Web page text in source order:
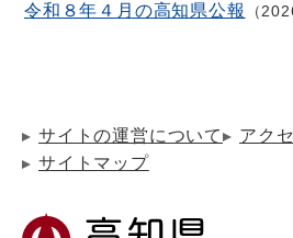
令和８年４月の高知県公報
サイトの運営について
アク
サイトマップ